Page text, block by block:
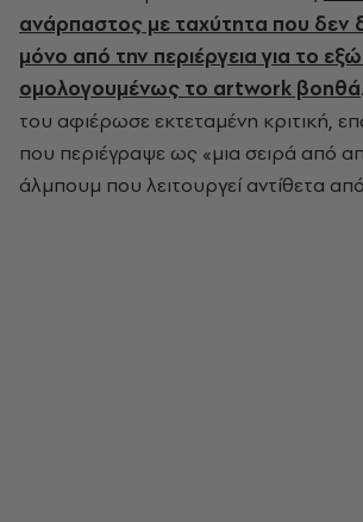
ανάρπαστος με ταχύτητα που δεν
μόνο από την περιέργεια για το
ομολογουμένως το artwork βοηθά
του αφιέρωσε εκτεταμένη κριτική,
που περιέγραψε ως «μια σειρά από
άλμπουμ που λειτουργεί αντίθετα